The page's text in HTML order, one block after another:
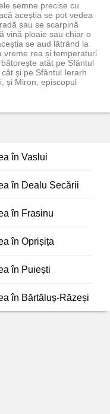
semne precise cu
aceștia se pot vedea
sau se scarpină
vină ploaie sau chiar o
se aud lătrând la
vreme rea și temperaturi
atât pe Sfântul
și pe Sfântul Ierarh
și Miron, episcopul
în Vaslui
în Dealu Secării
în Frasinu
în Oprișița
în Puiești
în Bărtăluș-Răzeși